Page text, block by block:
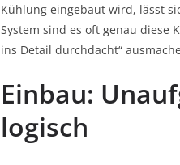
Kühlung eingebaut wird, lässt
System sind es oft genau diese
ins Detail durchdacht“
Einbau:
logisch